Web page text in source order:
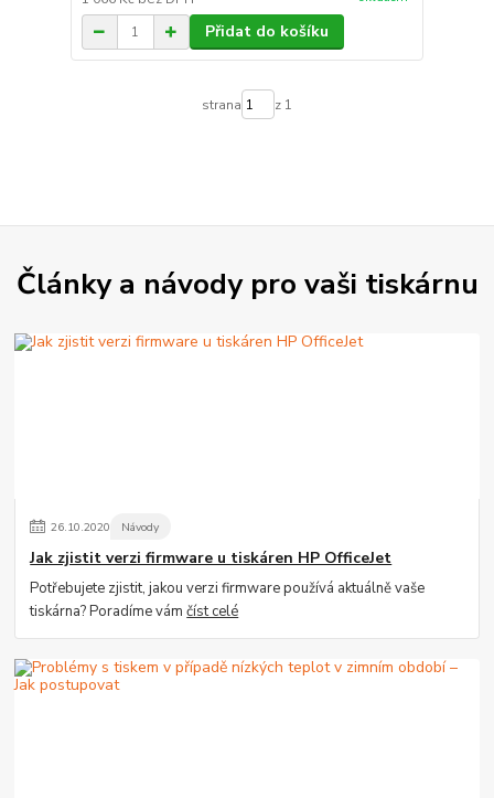
Přidat do košíku
strana z 1
Články a návody pro vaši tiskárnu
26.10.2020 Návody
Jak zjistit verzi firmware u tiskáren HP OfficeJet
Potřebujete zjistit, jakou verzi firmware používá aktuálně vaše
tiskárna? Poradíme vámčíst celé